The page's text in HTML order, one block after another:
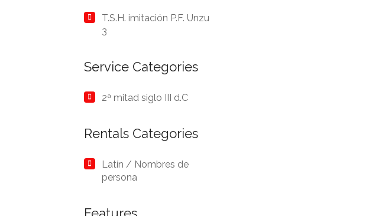
T.S.H. imitación P.F. Unzu
3
Service Categories
2ª mitad siglo III d.C
Rentals Categories
Latín / Nombres de
persona